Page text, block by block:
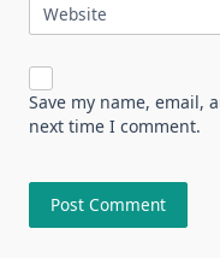
Website
Save my name, email,
next time I comment.